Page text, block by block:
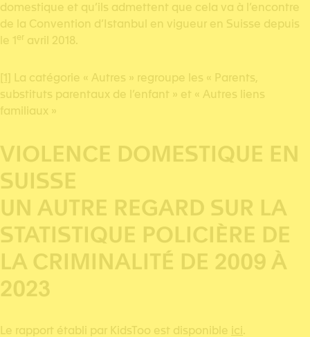
domestique et qu’ils admettent que cela va à l’encontre
de la Convention d’Istanbul en vigueur en Suisse depuis
le 1 er avril 2018.
[1] La catégorie « Autres » regroupe les « Parents,
substituts parentaux de l’enfant » et « Autres liens
familiaux »
VIOLENCE DOMESTIQUE EN
SUISSE
UN AUTRE REGARD SUR LA
STATISTIQUE POLICIÈRE DE
LA CRIMINALITÉ DE 2009 À
2023
Le rapport établi par KidsToo est disponible ici.